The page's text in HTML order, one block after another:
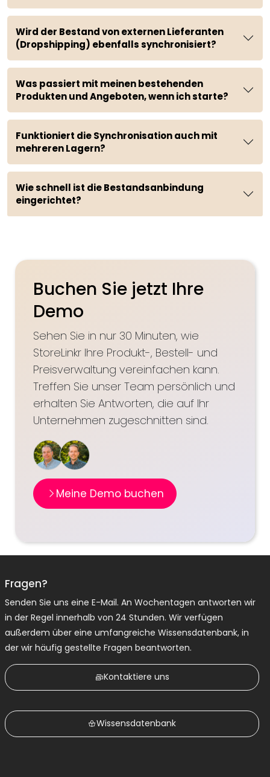
Wird der Bestand von externen Lieferanten
(Dropshipping) ebenfalls synchronisiert?
Was passiert mit meinen bestehenden
Produkten und Angeboten, wenn ich starte?
Funktioniert die Synchronisation auch mit
mehreren Lagern?
Wie schnell ist die Bestandsanbindung
eingerichtet?
Buchen Sie jetzt Ihre
Demo
Sehen Sie in nur 30 Minuten, wie
StoreLinkr Ihre Produkt-, Bestell- und
Preisverwaltung vereinfachen kann.
Treffen Sie unser Team persönlich und
erhalten Sie Antworten, die auf Ihr
Unternehmen zugeschnitten sind.
Meine Demo buchen
Fragen?
Senden Sie uns eine E-Mail. An Wochentagen antworten wir
in der Regel innerhalb von 24 Stunden. Wir verfügen
außerdem über eine umfangreiche Wissensdatenbank, in
der wir häufig gestellte Fragen beantworten.
Kontaktiere uns
Wissensdatenbank